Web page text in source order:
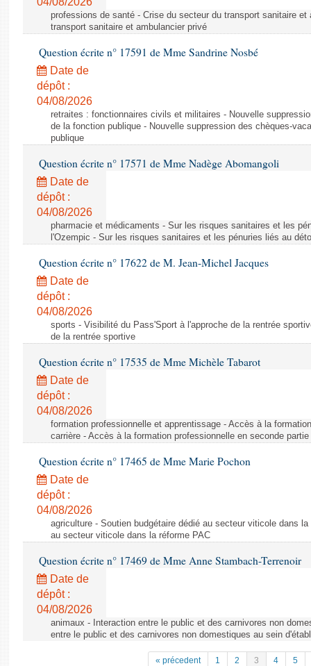
professions de santé - Crise du secteur du transport sanitaire
transport sanitaire et ambulancier privé
Question écrite n° 17591 de Mme Sandrine Nosbé
Date de
dépôt :
04/08/2026
retraites : fonctionnaires civils et militaires - Nouvelle
de la fonction publique - Nouvelle suppression des chèques-
publique
Question écrite n° 17571 de Mme Nadège Abomangoli
Date de
dépôt :
04/08/2026
pharmacie et médicaments - Sur les risques sanitaires et les
l'Ozempic - Sur les risques sanitaires et les pénuries liés au
Question écrite n° 17622 de M. Jean-Michel Jacques
Date de
dépôt :
04/08/2026
sports - Visibilité du Pass'Sport à l'approche de la rentrée
de la rentrée sportive
Question écrite n° 17535 de Mme Michèle Tabarot
Date de
dépôt :
04/08/2026
formation professionnelle et apprentissage - Accès à la
carrière - Accès à la formation professionnelle en seconde partie
Question écrite n° 17465 de Mme Marie Pochon
Date de
dépôt :
04/08/2026
agriculture - Soutien budgétaire dédié au secteur viticole dans
au secteur viticole dans la réforme PAC
Question écrite n° 17469 de Mme Anne Stambach-Terrenoir
Date de
dépôt :
04/08/2026
animaux - Interaction entre le public et des carnivores non
entre le public et des carnivores non domestiques au sein
« précedent 1 2 3 4 5